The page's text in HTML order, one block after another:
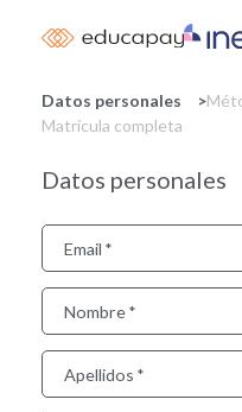
Datos personales
Matrícula completa
Datos personales
Email
Nombre
Apellidos